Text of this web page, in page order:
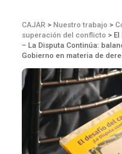
CAJAR > Nuestro trabajo >
superación del conflicto >
– La Disputa Continúa:
Gobierno en materia de